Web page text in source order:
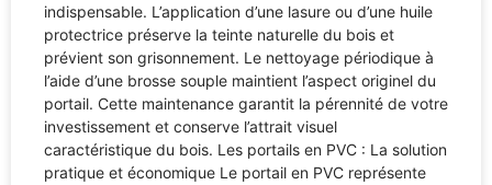
indispensable. L’application d’une lasure ou d’une huile
protectrice préserve la teinte naturelle du bois et
prévient son grisonnement. Le nettoyage périodique à
l’aide d’une brosse souple maintient l’aspect originel du
portail. Cette maintenance garantit la pérennité de votre
investissement et conserve l’attrait visuel
caractéristique du bois. Les portails en PVC : La solution
pratique et économique Le portail en PVC représente